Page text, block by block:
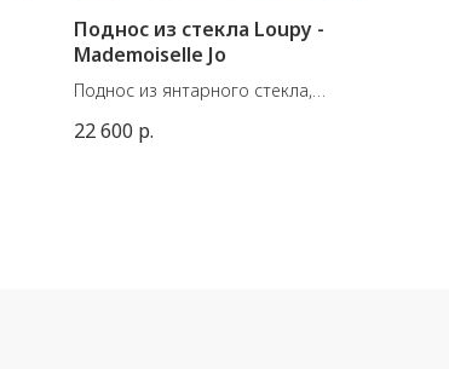
Поднос из стекла Loupy -
Mademoiselle Jo
Поднос из янтарного стекла,
структурированное стекло и съемное
22 600 р.